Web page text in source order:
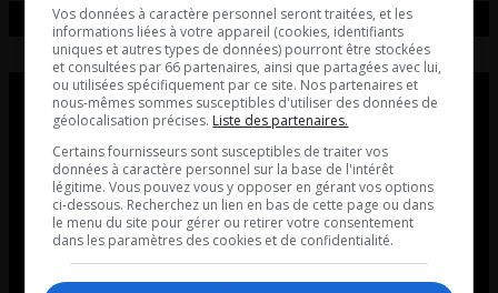
Vos données à caractère personnel seront traitées, et les
informations liées à votre appareil (cookies, identifiants
uniques et autres types de données) pourront être stockées
et consultées par 66 partenaires, ainsi que partagées avec lui,
ou utilisées spécifiquement par ce site. Nos partenaires et
nous-mêmes sommes susceptibles d'utiliser des données de
géolocalisation précises. Liste des partenaires.
Certains fournisseurs sont susceptibles de traiter vos
données à caractère personnel sur la base de l'intérêt
légitime. Vous pouvez vous y opposer en gérant vos options
ci-dessous. Recherchez un lien en bas de cette page ou dans
le menu du site pour gérer ou retirer votre consentement
dans les paramètres des cookies et de confidentialité.